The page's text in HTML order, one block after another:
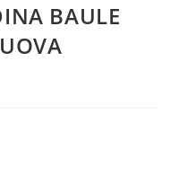
BAULE